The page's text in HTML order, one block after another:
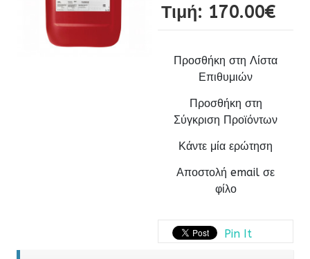
Τιμή: 170.00‎€
Προσθήκη στη Λίστα
Επιθυμιών
Προσθήκη στη
Σύγκριση Προϊόντων
Κάντε μία ερώτηση
Αποστολή email σε
φίλο
Pin It